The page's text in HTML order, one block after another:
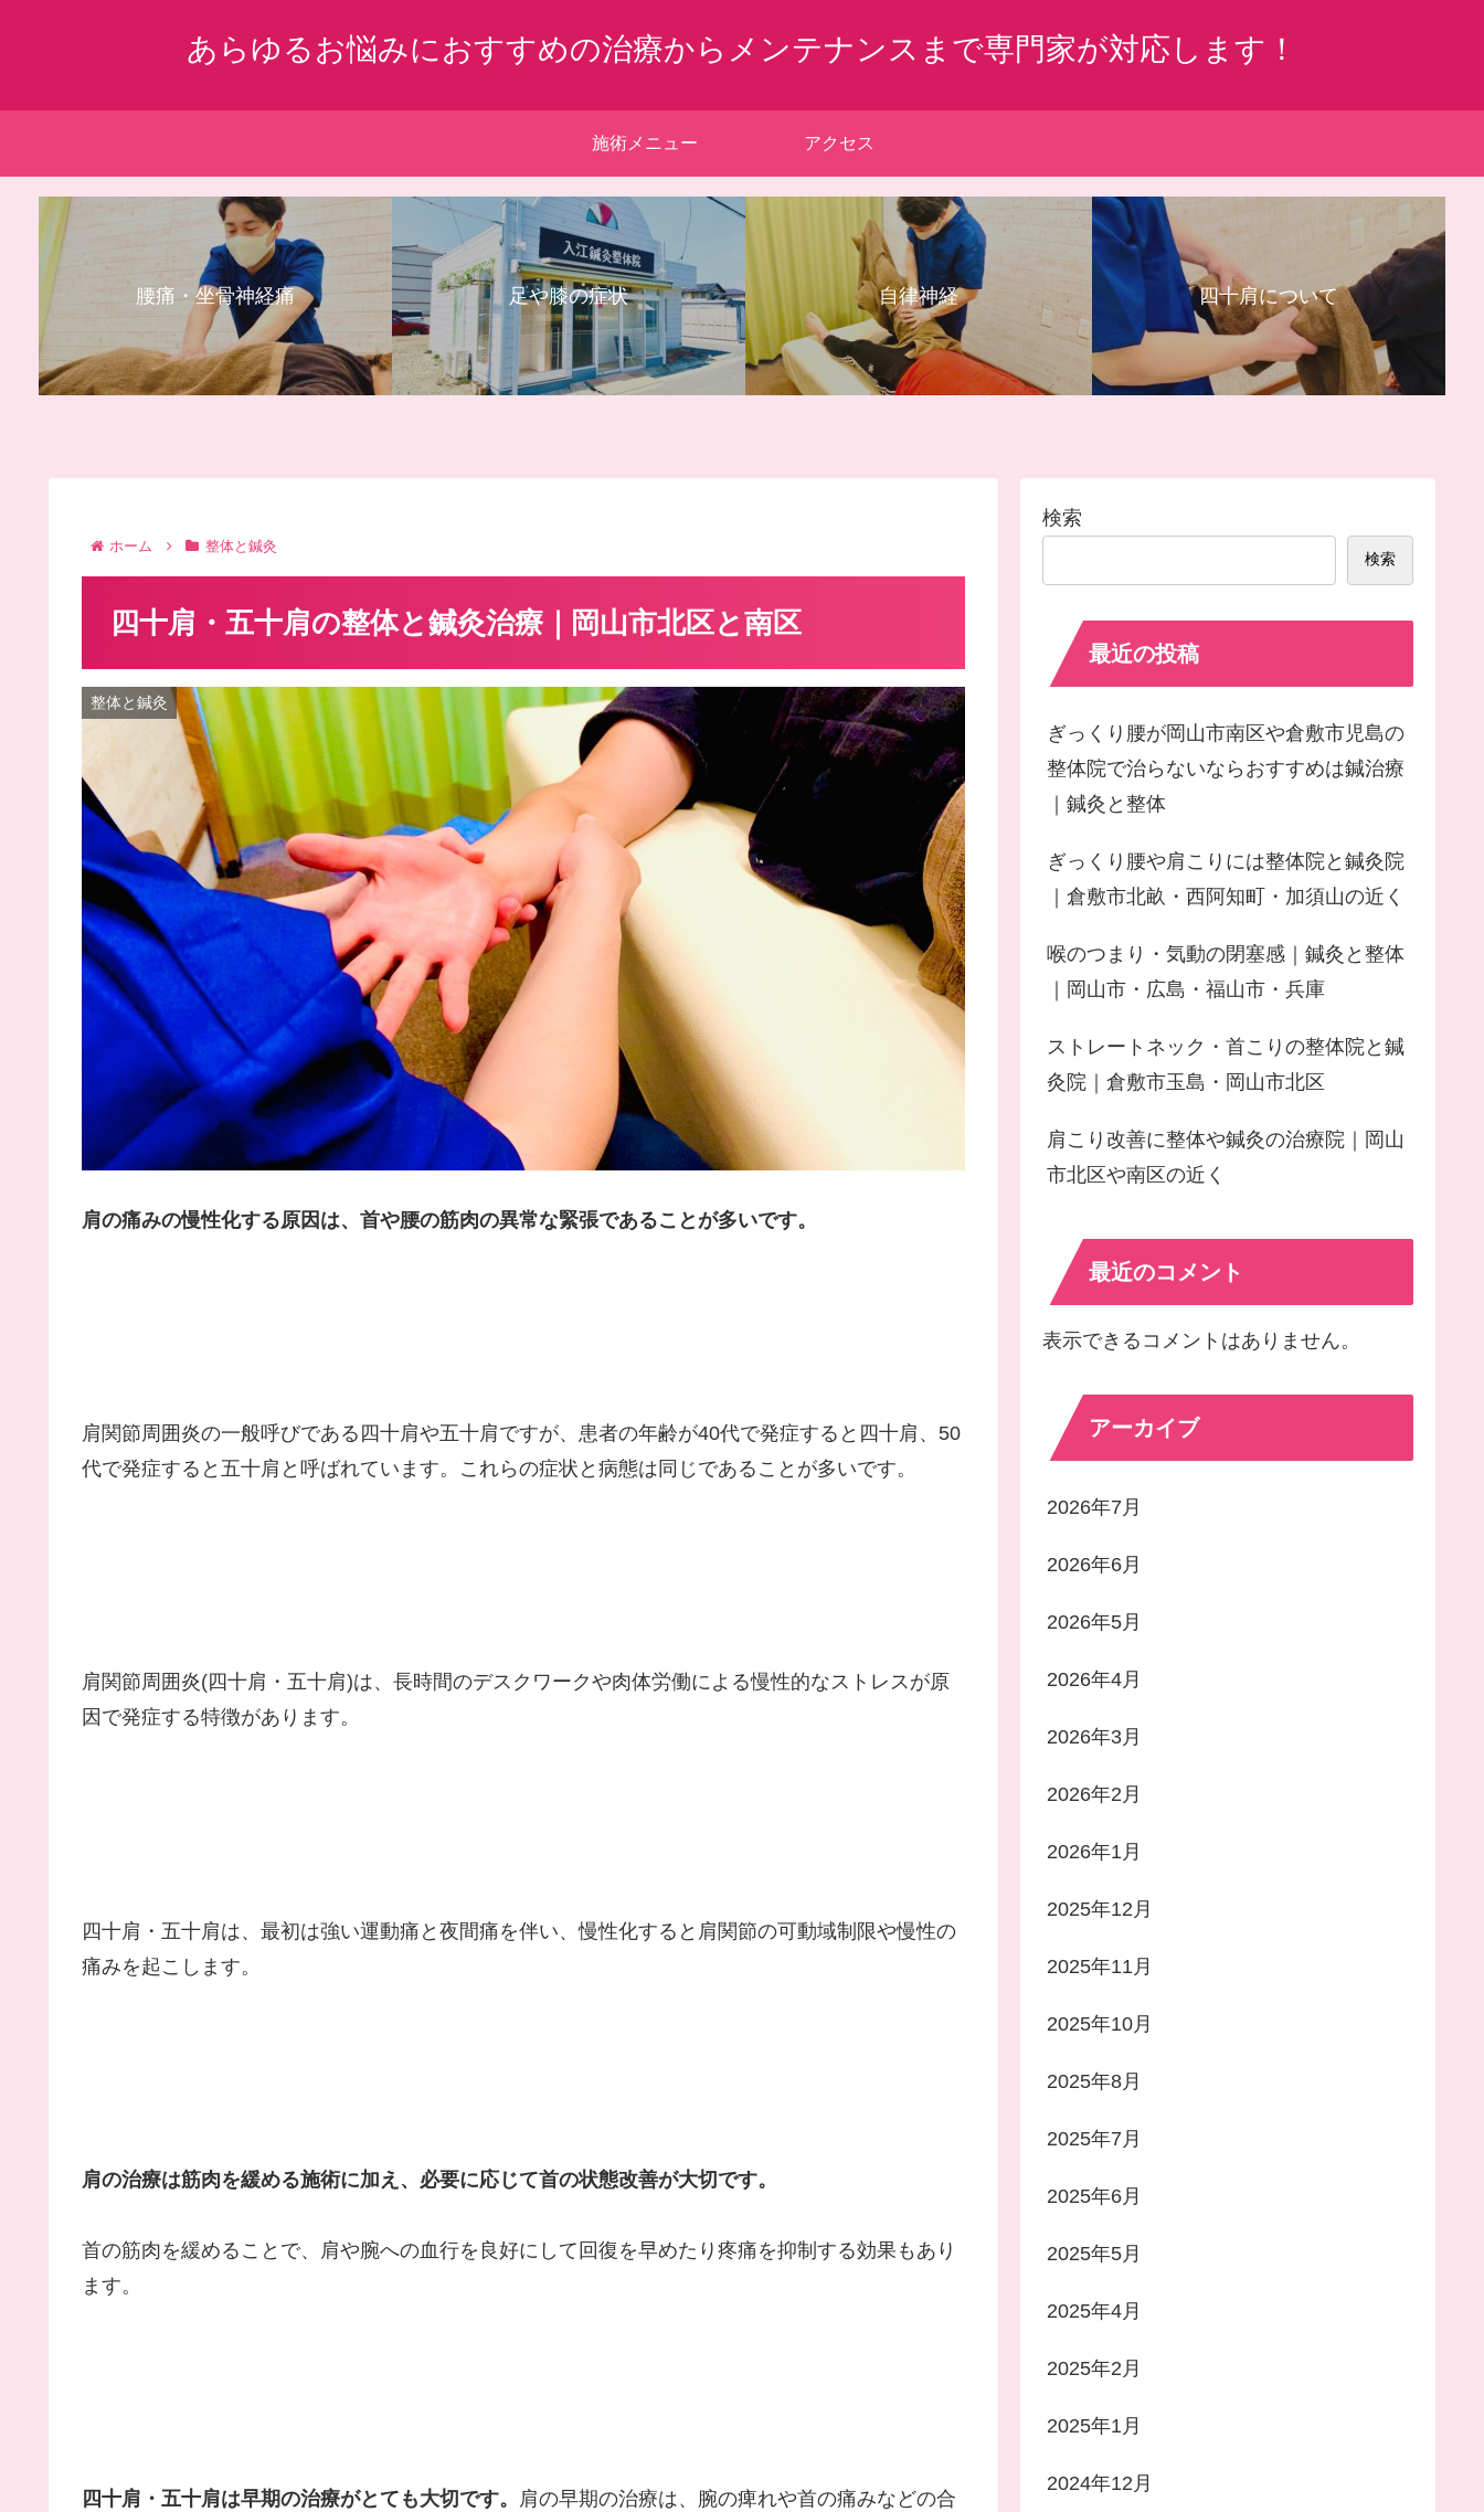
あらゆるお悩みにおすすめの治療からメンテナンスまで専門家が対応します！
施術メニュー アクセス
腰痛・坐骨神経痛 足や膝の症状 自律神経 四十肩について
ホーム 整体と鍼灸
四十肩・五十肩の整体と鍼灸治療｜岡山市北区と南区
整体と鍼灸
肩の痛みの慢性化する原因は、首や腰の筋肉の異常な緊張であることが多いです。
肩関節周囲炎の一般呼びである四十肩や五十肩ですが、患者の年齢が40代で発症すると四十肩、50
代で発症すると五十肩と呼ばれています。これらの症状と病態は同じであることが多いです。
肩関節周囲炎(四十肩・五十肩)は、長時間のデスクワークや肉体労働による慢性的なストレスが原
因で発症する特徴があります。
四十肩・五十肩は、最初は強い運動痛と夜間痛を伴い、慢性化すると肩関節の可動域制限や慢性の
痛みを起こします。
肩の治療は筋肉を緩める施術に加え、必要に応じて首の状態改善が大切です。
首の筋肉を緩めることで、肩や腕への血行を良好にして回復を早めたり疼痛を抑制する効果もあり
ます。
四十肩・五十肩は早期の治療がとても大切です。 肩の早期の治療は、腕の痺れや首の痛みなどの合
検索
検索
最近の投稿
ぎっくり腰が岡山市南区や倉敷市児島の
整体院で治らないならおすすめは鍼治療
｜鍼灸と整体
ぎっくり腰や肩こりには整体院と鍼灸院
｜倉敷市北畝・西阿知町・加須山の近く
喉のつまり・気動の閉塞感｜鍼灸と整体
｜岡山市・広島・福山市・兵庫
ストレートネック・首こりの整体院と鍼
灸院｜倉敷市玉島・岡山市北区
肩こり改善に整体や鍼灸の治療院｜岡山
市北区や南区の近く
最近のコメント
表示できるコメントはありません。
アーカイブ
2026年7月
2026年6月
2026年5月
2026年4月
2026年3月
2026年2月
2026年1月
2025年12月
2025年11月
2025年10月
2025年8月
2025年7月
2025年6月
2025年5月
2025年4月
2025年2月
2025年1月
2024年12月